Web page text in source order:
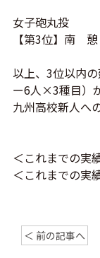
女子砲丸投
【第3位】南 憩
以上、3位以内
ー6人×3種目）
九州高校新人へ
＜これまでの実
＜これまでの実
＜ 前の記事へ